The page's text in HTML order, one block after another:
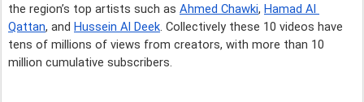
the region’s top artists such as Ahmed Chawki, Hamad Al
Qattan, and Hussein Al Deek. Collectively these 10 videos have
tens of millions of views from creators, with more than 10
million cumulative subscribers.